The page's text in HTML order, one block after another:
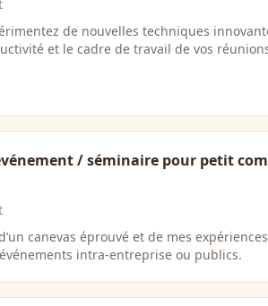
de nouvelles techniques
et le cadre de travail de vos
/ séminaire pour petit
canevas éprouvé et de mes expériences
intra-entreprise ou publics.